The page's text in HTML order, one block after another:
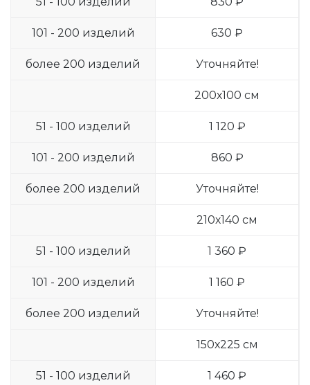
101 - 200 изделий 630 ₽
более 200 изделий Уточняйте!
200х100 см
51 - 100 изделий 1 120 ₽
101 - 200 изделий 860 ₽
более 200 изделий Уточняйте!
210х140 см
51 - 100 изделий 1 360 ₽
101 - 200 изделий 1 160 ₽
более 200 изделий Уточняйте!
150х225 см
51 - 100 изделий 1 460 ₽